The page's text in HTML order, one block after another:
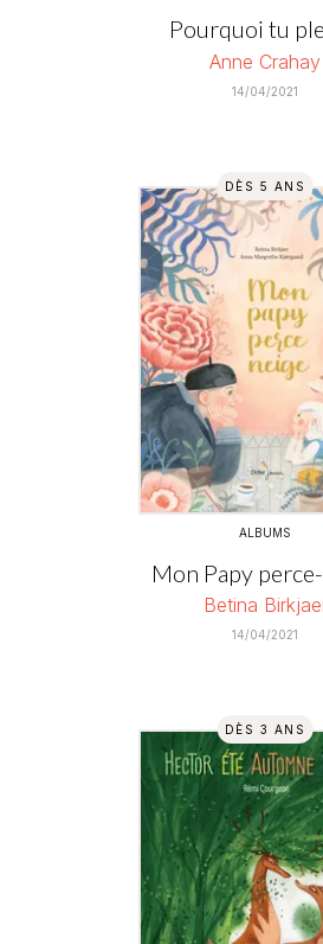
Pourquoi tu
Anne Crahay
14/04/2021
DÈS 5 ANS
ALBUMS
Mon Papy
Betina
14/04/2021
DÈS 3 ANS